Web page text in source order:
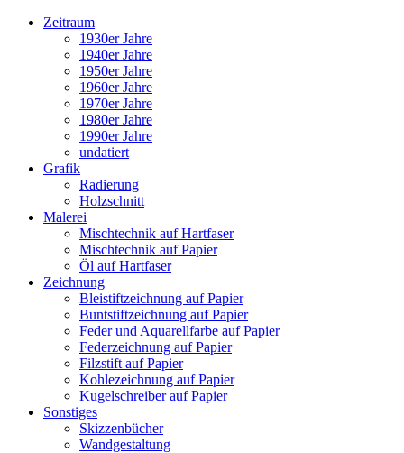
Zeitraum
1930er Jahre
1940er Jahre
1950er Jahre
1960er Jahre
1970er Jahre
1980er Jahre
1990er Jahre
undatiert
Grafik
Radierung
Holzschnitt
Malerei
Mischtechnik auf Hartfaser
Mischtechnik auf Papier
Öl auf Hartfaser
Zeichnung
Bleistiftzeichnung auf Papier
Buntstiftzeichnung auf Papier
Feder und Aquarellfarbe auf Papier
Federzeichnung auf Papier
Filzstift auf Papier
Kohlezeichnung auf Papier
Kugelschreiber auf Papier
Sonstiges
Skizzenbücher
Wandgestaltung